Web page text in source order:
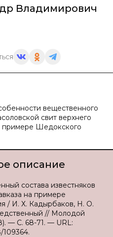
Владимирович
вещественного
свит верхнего
примере Шедокского
описание
состава известняков
на примере
/ И. Х. Кадырбаков, Н. О.
// Молодой
— С. 68-71. — URL: